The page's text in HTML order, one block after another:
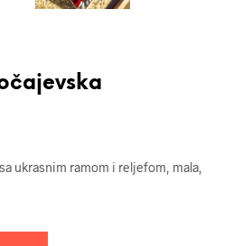
ukrasnim ramom i reljefom, mala,